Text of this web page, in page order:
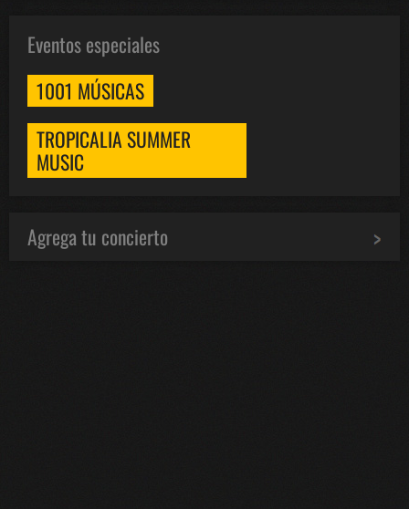
Eventos especiales
1001 MÚSICAS
TROPICALIA SUMMER
MUSIC
Agrega tu concierto